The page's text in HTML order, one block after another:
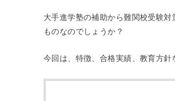
大手進学塾の補助から難関校受験
ものなのでしょうか？
今回は、特徴、合格実績、教育方針